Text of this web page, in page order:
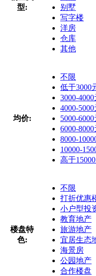
型:
别墅
写字楼
洋房
仓库
其他
均价:
不限
低于3000
3000-4000
4000-5000
5000-
6000-8000
8000-
10000-
高于
楼盘特
色:
不限
打折优惠
小户型投
教育地产
旅游地产
宜居生态
海景房
公园地产
合作楼盘